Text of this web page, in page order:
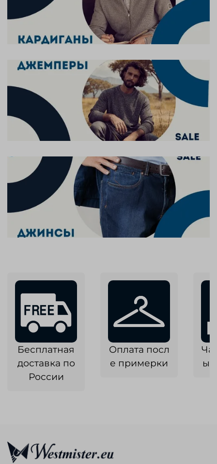
Бесплатная
доставка по
России
Оплата посл
е примерки